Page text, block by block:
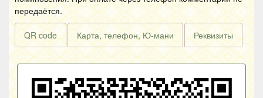
передаётся.
QR code Карта, телефон, Ю-мани Реквизиты